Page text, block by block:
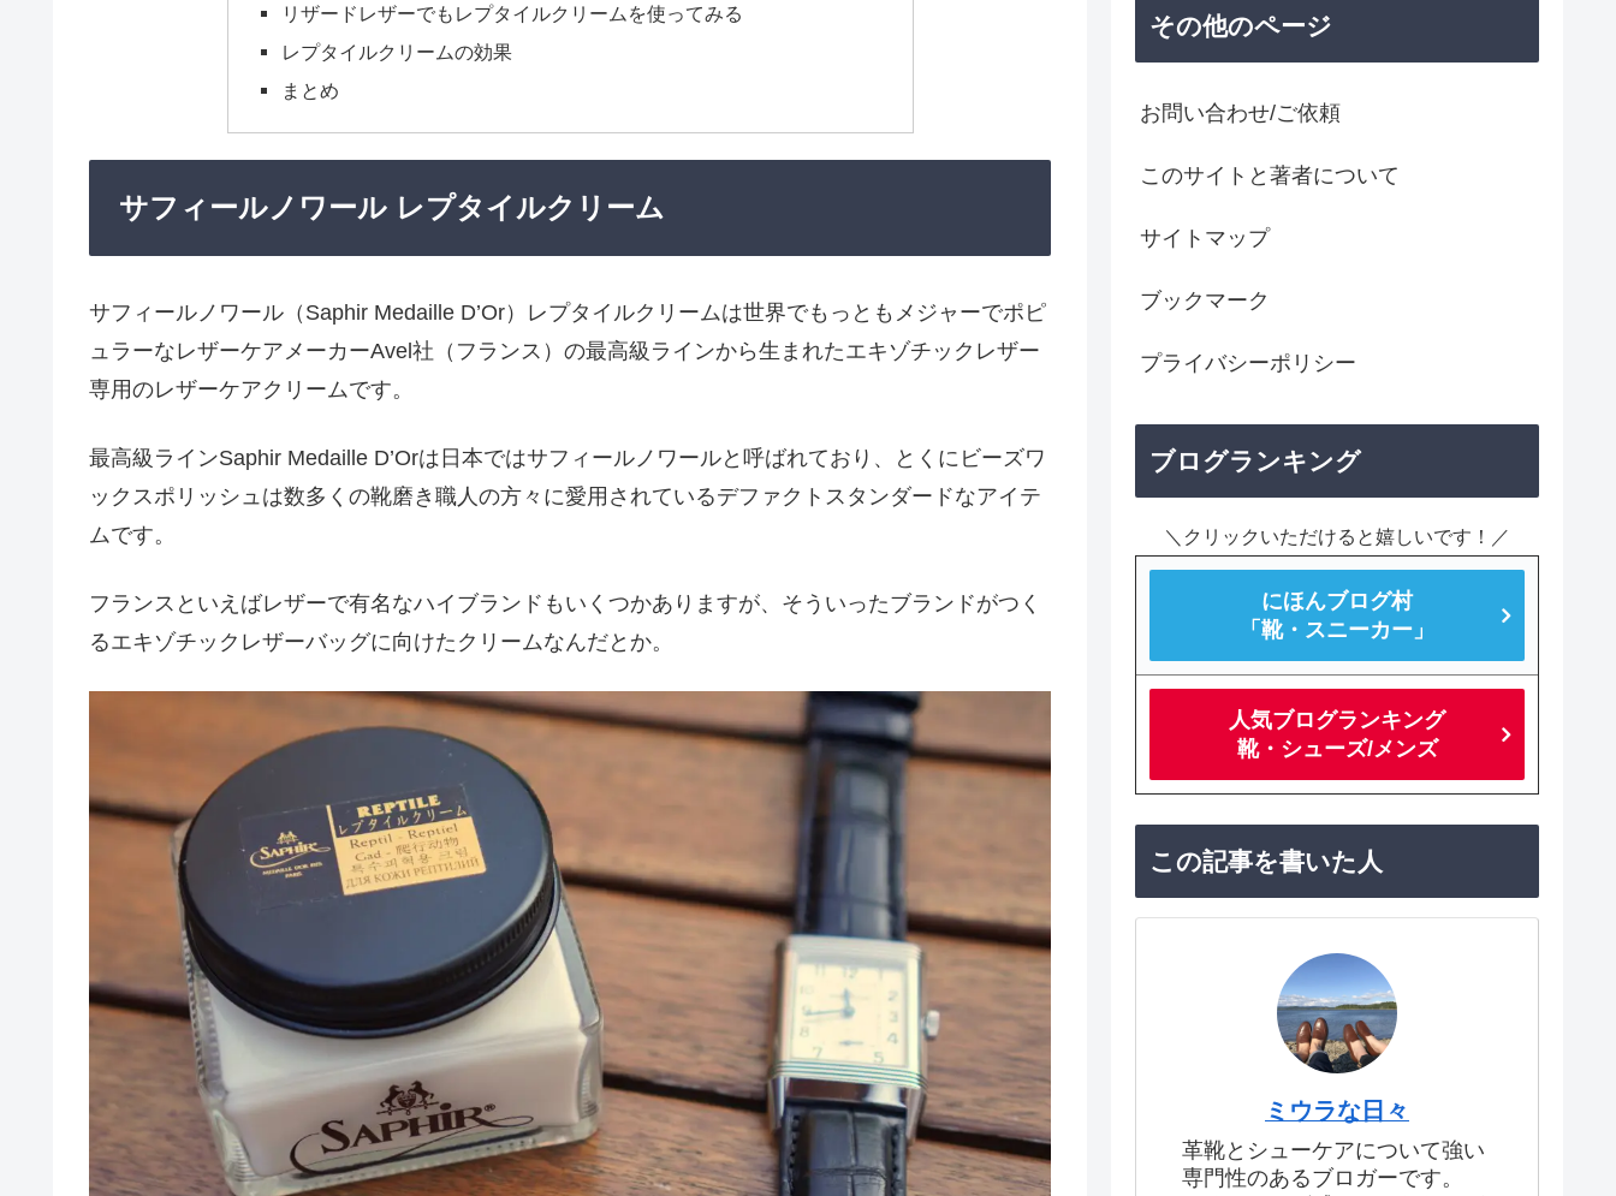
リザードレザーでもレプタイルクリームを使ってみる
レプタイルクリームの効果
まとめ
サフィールノワール レプタイルクリーム
サフィールノワール（Saphir Medaille D’Or）レプタイルクリームは世界でもっともメジャーでポピ
ュラーなレザーケアメーカーAvel社（フランス）の最高級ラインから生まれたエキゾチックレザー
専用のレザーケアクリームです。
最高級ラインSaphir Medaille D’Orは日本ではサフィールノワールと呼ばれており、とくにビーズワ
ックスポリッシュは数多くの靴磨き職人の方々に愛用されているデファクトスタンダードなアイテ
ムです。
フランスといえばレザーで有名なハイブランドもいくつかありますが、そういったブランドがつく
るエキゾチックレザーバッグに向けたクリームなんだとか。
その他のページ
お問い合わせ/ご依頼
このサイトと著者について
サイトマップ
ブックマーク
プライバシーポリシー
ブログランキング
＼クリックいただけると嬉しいです！／
にほんブログ村
「靴・スニーカー」
人気ブログランキング
靴・シューズ/メンズ
この記事を書いた人
ミウラな日々
革靴とシューケアについて強い
専門性のあるブロガーです。